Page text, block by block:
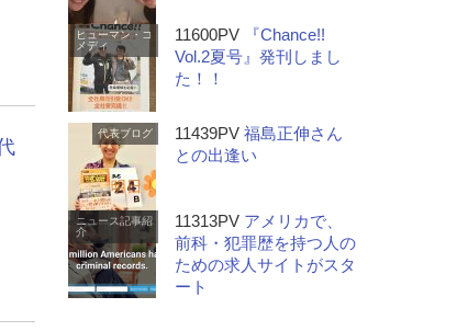
ヒューマン・コ
メディ
11600PV
『Chance!!
Vol.2夏号』発刊しまし
た！！
代表ブログ 11439PV 福島正伸さん
との出逢い
ニュース記事紹
介
11313PV アメリカで、
前科・犯罪歴を持つ人の
ための求人サイトがスタ
ート